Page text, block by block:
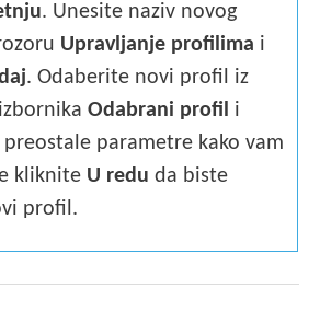
. Unesite naziv novog
Upravljanje profilima i
. Odaberite novi profil iz
Odabrani profil i
parametre kako vam
kliknite U redu da biste
profil.